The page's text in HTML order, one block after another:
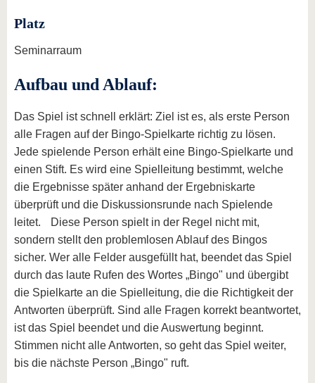
Platz
Seminarraum
Aufbau und Ablauf:
Das Spiel ist schnell erklärt: Ziel ist es, als erste Person
alle Fragen auf der Bingo-Spielkarte richtig zu lösen.
Jede spielende Person erhält eine Bingo-Spielkarte und
einen Stift. Es wird eine Spielleitung bestimmt, welche
die Ergebnisse später anhand der Ergebniskarte
überprüft und die Diskussionsrunde nach Spielende
leitet. Diese Person spielt in der Regel nicht mit,
sondern stellt den problemlosen Ablauf des Bingos
sicher. Wer alle Felder ausgefüllt hat, beendet das Spiel
durch das laute Rufen des Wortes „Bingo" und übergibt
die Spielkarte an die Spielleitung, die die Richtigkeit der
Antworten überprüft. Sind alle Fragen korrekt beantwortet,
ist das Spiel beendet und die Auswertung beginnt.
Stimmen nicht alle Antworten, so geht das Spiel weiter,
bis die nächste Person „Bingo" ruft.